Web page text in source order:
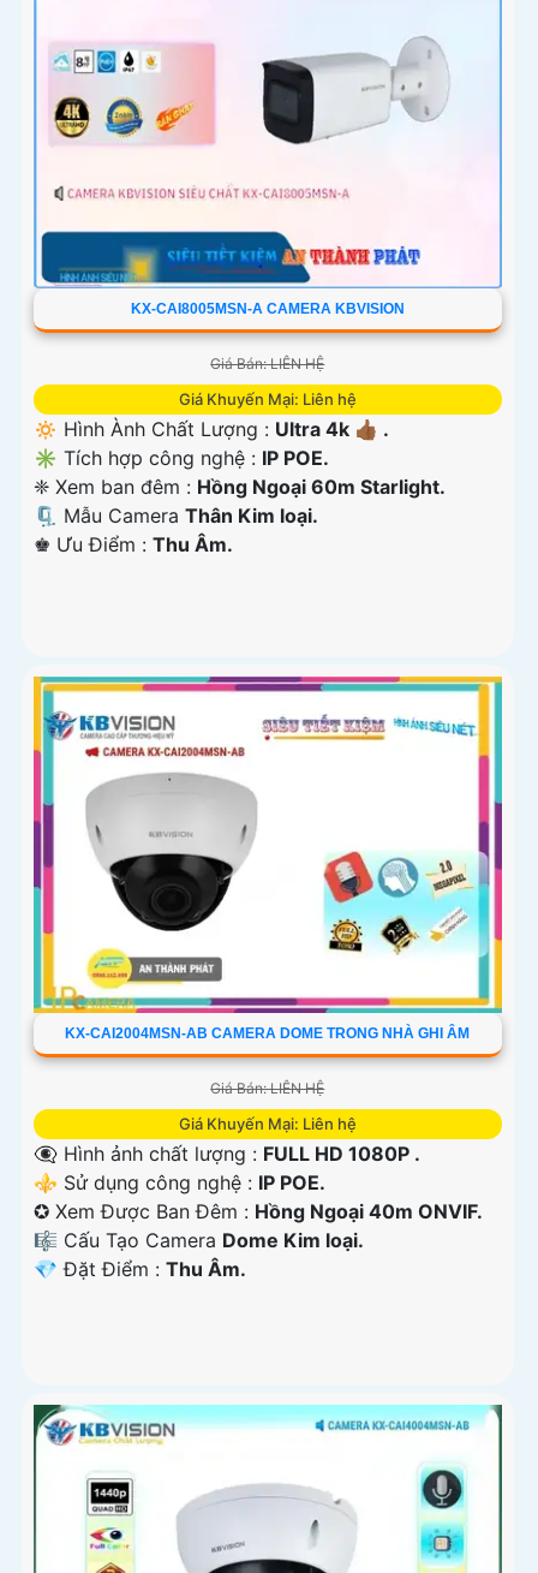
KX-CAI8005MSN-A CAMERA KBVISION
Giá Bán: LIÊN HỆ
Giá Khuyến Mại: Liên hệ
🔅 Hình Ành Chất Lượng : Ultra 4k 👍🏾 .
✳️ Tích hợp công nghệ : IP POE.
❈ Xem ban đêm : Hồng Ngoại 60m Starlight.
🗜️ Mẫu Camera Thân Kim loại.
️♚ Ưu Điểm : Thu Âm.
KX-CAI2004MSN-AB CAMERA DOME TRONG NHÀ GHI ÂM
Giá Bán: LIÊN HỆ
Giá Khuyến Mại: Liên hệ
👁️‍🗨 Hình ảnh chất lượng : FULL HD 1080P .
⚜️ Sử dụng công nghệ : IP POE.
✪ Xem Được Ban Đêm : Hồng Ngoại 40m ONVIF.
🎼️ Cấu Tạo Camera Dome Kim loại.
️💎 Đặt Điểm : Thu Âm.